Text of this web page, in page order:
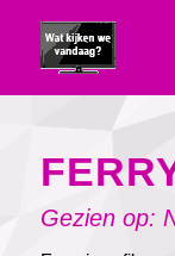
Gezien op: